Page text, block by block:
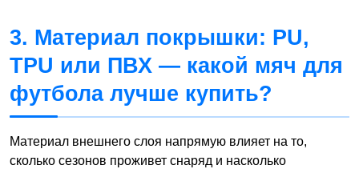
3. Материал покрышки: PU,
TPU или ПВХ — какой мяч для
футбола лучше купить?
Материал внешнего слоя напрямую влияет на то,
сколько сезонов проживет снаряд и насколько